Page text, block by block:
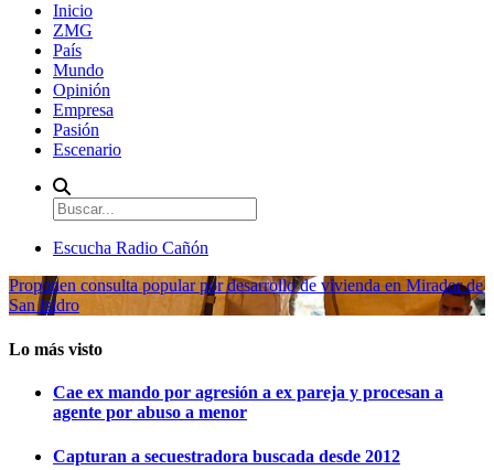
Inicio
ZMG
País
Mundo
Opinión
Empresa
Pasión
Escenario
Escucha Radio Cañón
Proponen consulta popular por desarrollo de vivienda en Mirador de
San Isidro
Lo más visto
Cae ex mando por agresión a ex pareja y procesan a
agente por abuso a menor
Capturan a secuestradora buscada desde 2012